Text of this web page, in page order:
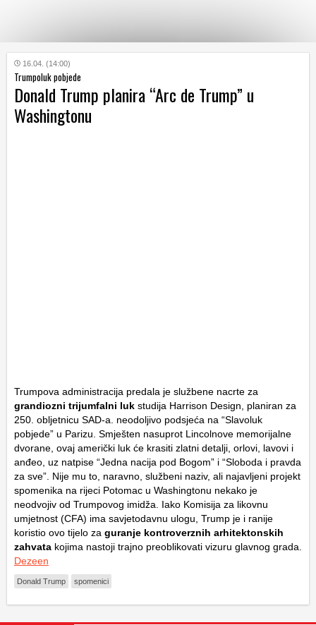
KATEGORIJE
HRVATSKI
WEB
16.04. (14:00)
Trumpoluk pobjede
Donald Trump planira “Arc de Trump” u
Washingtonu
Trumpova administracija predala je službene nacrte za
grandiozni trijumfalni luk studija Harrison Design, planiran za
250. obljetnicu SAD-a. neodoljivo podsjeća na “Slavoluk
pobjede” u Parizu. Smješten nasuprot Lincolnove memorijalne
dvorane, ovaj američki luk će krasiti zlatni detalji, orlovi, lavovi i
anđeo, uz natpise “Jedna nacija pod Bogom” i “Sloboda i pravda
za sve”. Nije mu to, naravno, službeni naziv, ali najavljeni projekt
spomenika na rijeci Potomac u Washingtonu nekako je
neodvojiv od Trumpovog imidža. Iako Komisija za likovnu
umjetnost (CFA) ima savjetodavnu ulogu, Trump je i ranije
koristio ovo tijelo za guranje kontroverznih arhitektonskih
zahvata kojima nastoji trajno preoblikovati vizuru glavnog grada.
Dezeen
Donald Trump spomenici